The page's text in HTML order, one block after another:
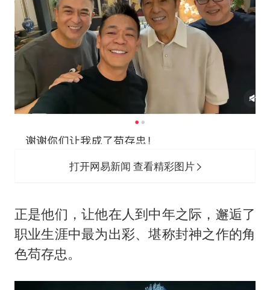
打开网易新闻 查看精彩图片
正是他们，让他在人到中年之际，邂逅了
职业生涯中最为出彩、堪称封神之作的角
色苟存忠。